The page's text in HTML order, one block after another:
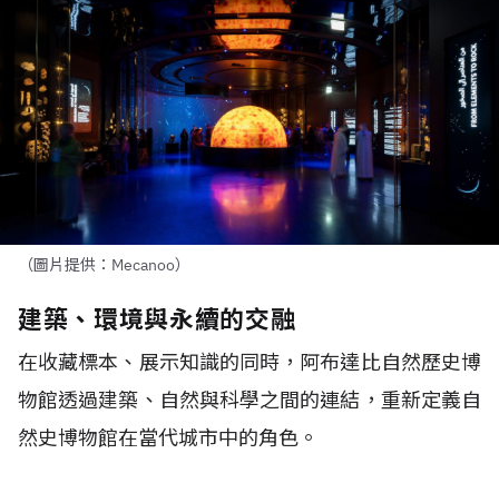
（圖片提供：Mecanoo）
建築、環境與永續的交融
在收藏標本、展示知識的同時，阿布達比自然歷史博
物館透過建築、自然與科學之間的連結，重新定義自
然史博物館在當代城市中的角色。